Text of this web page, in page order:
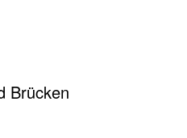
Brücken